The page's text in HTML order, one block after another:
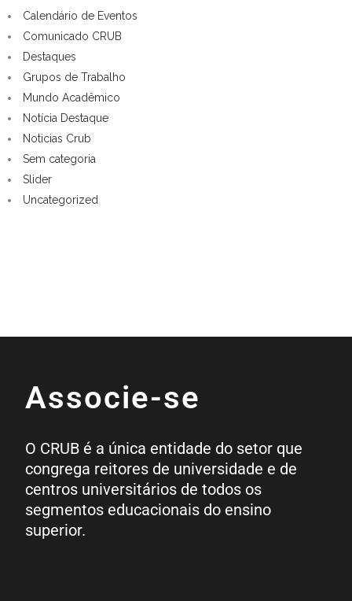
Calendário de Eventos
Comunicado CRUB
Destaques
Grupos de Trabalho
Mundo Acadêmico
Notícia Destaque
Noticias Crub
Sem categoria
Slider
Uncategorized
Associe-se
O CRUB é a única entidade do setor que
congrega reitores de universidade e de
centros universitários de todos os
segmentos educacionais do ensino
superior.